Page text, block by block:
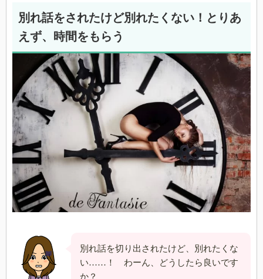
別れ話をされたけど別れたくない！とりあ
えず、時間をもらう
別れ話を切り出されたけど、別れたくな
い……！ わーん、どうしたら良いです
か？